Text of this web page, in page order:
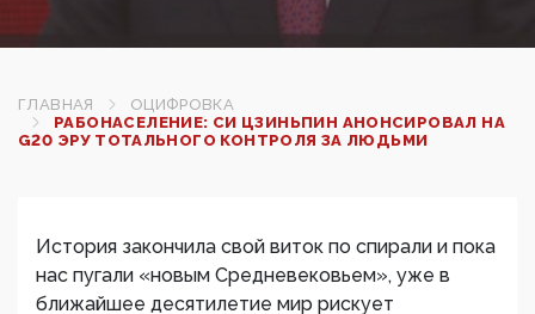
ГЛАВНАЯ
ОЦИФРОВКА
РАБОНАСЕЛЕНИЕ: СИ ЦЗИНЬПИН АНОНСИРОВАЛ НА
G20 ЭРУ ТОТАЛЬНОГО КОНТРОЛЯ ЗА ЛЮДЬМИ
История закончила свой виток по спирали и пока
нас пугали «новым Средневековьем», уже в
ближайшее десятилетие мир рискует